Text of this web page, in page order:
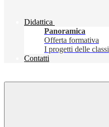
Didattica
Panoramica
Offerta formativa
I progetti delle classi
Contatti